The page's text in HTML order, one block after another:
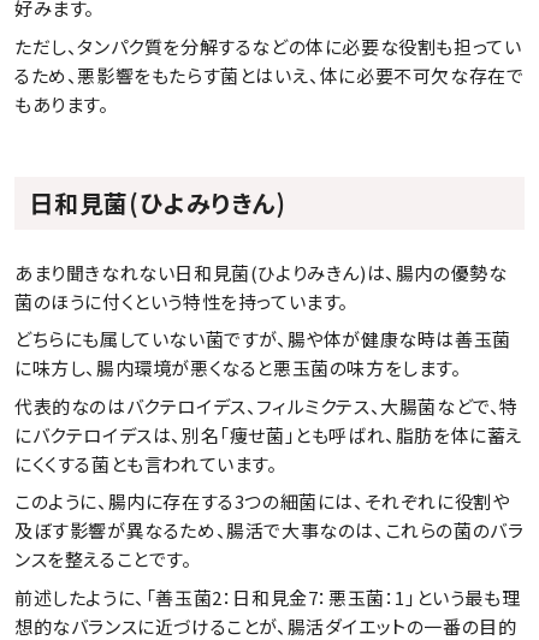
好みます。
ただし、タンパク質を分解するなどの体に必要な役割も担ってい
るため、悪影響をもたらす菌とはいえ、体に必要不可欠な存在で
もあります。
日和見菌(ひよみりきん)
あまり聞きなれない日和見菌(ひよりみきん)は、腸内の優勢な
菌のほうに付くという特性を持っています。
どちらにも属していない菌ですが、腸や体が健康な時は善玉菌
に味方し、腸内環境が悪くなると悪玉菌の味方をします。
代表的なのはバクテロイデス、フィルミクテス、大腸菌などで、特
にバクテロイデスは、別名「痩せ菌」とも呼ばれ、脂肪を体に蓄え
にくくする菌とも言われています。
このように、腸内に存在する3つの細菌には、それぞれに役割や
及ぼす影響が異なるため、腸活で大事なのは、これらの菌のバラ
ンスを整えることです。
前述したように、「善玉菌2：日和見金7：悪玉菌：1」という最も理
想的なバランスに近づけることが、腸活ダイエットの一番の目的